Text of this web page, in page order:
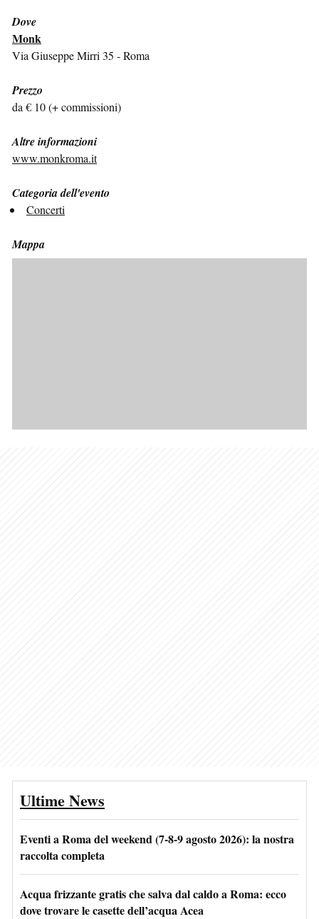
Dove
Monk
Via Giuseppe Mirri 35 - Roma
Prezzo
da € 10 (+ commissioni)
Altre informazioni
www.monkroma.it
Categoria dell'evento
Concerti
Mappa
Ultime News
Eventi a Roma del weekend (7-8-9 agosto 2026): la nostra
raccolta completa
Acqua frizzante gratis che salva dal caldo a Roma: ecco
dove trovare le casette dell’acqua Acea